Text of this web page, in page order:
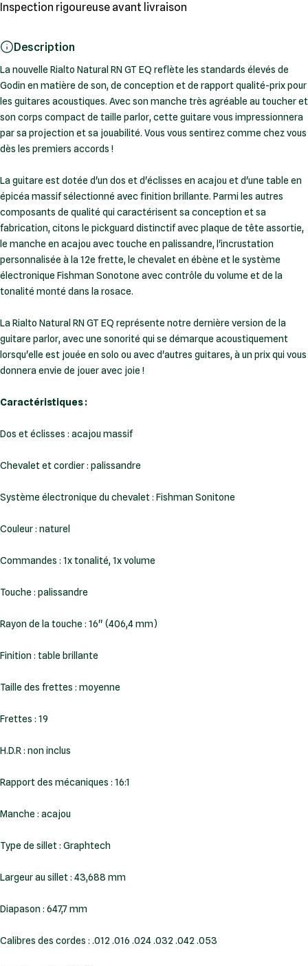
Inspection rigoureuse avant livraison
Description
La nouvelle Rialto Natural RN GT EQ reflète les standards élevés de
Godin en matière de son, de conception et de rapport qualité-prix pour
les guitares acoustiques. Avec son manche très agréable au toucher et
son corps compact de taille parlor, cette guitare vous impressionnera
par sa projection et sa jouabilité. Vous vous sentirez comme chez vous
dès les premiers accords !
La guitare est dotée d'un dos et d'éclisses en acajou et d'une table en
épicéa massif sélectionné avec finition brillante. Parmi les autres
composants de qualité qui caractérisent sa conception et sa
fabrication, citons le pickguard distinctif avec plaque de tête assortie,
le manche en acajou avec touche en palissandre, l'incrustation
personnalisée à la 12e frette, le chevalet en ébène et le système
électronique Fishman Sonotone avec contrôle du volume et de la
tonalité monté dans la rosace.
La Rialto Natural RN GT EQ représente notre dernière version de la
guitare parlor, avec une sonorité qui se démarque acoustiquement
lorsqu'elle est jouée en solo ou avec d'autres guitares, à un prix qui vous
donnera envie de jouer avec joie !
Caractéristiques :
Dos et éclisses : acajou massif
Chevalet et cordier : palissandre
Système électronique du chevalet : Fishman Sonitone
Couleur : naturel
Commandes : 1x tonalité, 1x volume
Touche : palissandre
Rayon de la touche : 16" (406,4 mm)
Finition : table brillante
Taille des frettes : moyenne
Frettes : 19
H.D.R : non inclus
Rapport des mécaniques : 16:1
Manche : acajou
Type de sillet : Graphtech
Largeur au sillet : 43,688 mm
Diapason : 647,7 mm
Calibres des cordes : .012 .016 .024 .032 .042 .053